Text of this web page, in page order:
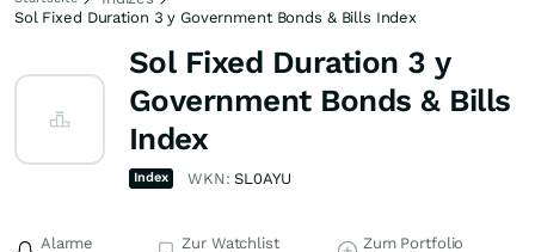
Sol Fixed Duration 3 y Government Bonds & Bills Index
Sol Fixed Duration 3 y
Government Bonds & Bills
Index
Index WKN:SL0AYU
Alarme
Zur Watchlist
Zum Portfolio